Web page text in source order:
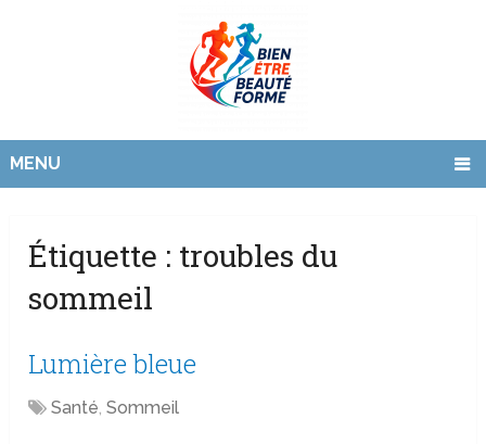
MENU
Étiquette : troubles du
sommeil
Lumière bleue
Santé,Sommeil